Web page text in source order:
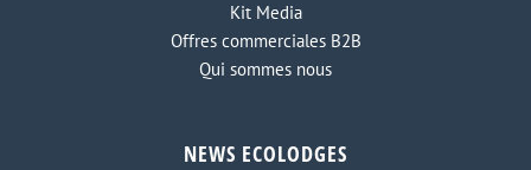
Kit Media
Offres commerciales B2B
Qui sommes nous
NEWS ECOLODGES